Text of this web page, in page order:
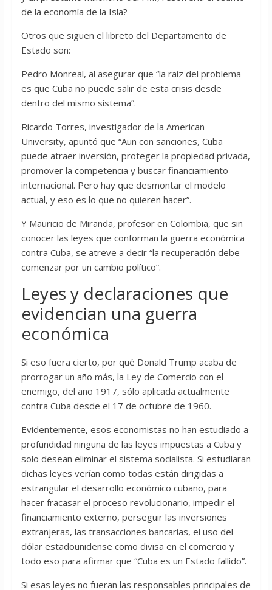
de la economía de la Isla?
Otros que siguen el libreto del Departamento de
Estado son:
Pedro Monreal, al asegurar que “la raíz del problema
es que Cuba no puede salir de esta crisis desde
dentro del mismo sistema”.
Ricardo Torres, investigador de la American
University, apuntó que “Aun con sanciones, Cuba
puede atraer inversión, proteger la propiedad privada,
promover la competencia y buscar financiamiento
internacional. Pero hay que desmontar el modelo
actual, y eso es lo que no quieren hacer”.
Y Mauricio de Miranda, profesor en Colombia, que sin
conocer las leyes que conforman la guerra económica
contra Cuba, se atreve a decir “la recuperación debe
comenzar por un cambio político”.
Leyes y declaraciones que
evidencian una guerra
económica
Si eso fuera cierto, por qué Donald Trump acaba de
prorrogar un año más, la Ley de Comercio con el
enemigo, del año 1917, sólo aplicada actualmente
contra Cuba desde el 17 de octubre de 1960.
Evidentemente, esos economistas no han estudiado a
profundidad ninguna de las leyes impuestas a Cuba y
solo desean eliminar el sistema socialista. Si estudiaran
dichas leyes verían como todas están dirigidas a
estrangular el desarrollo económico cubano, para
hacer fracasar el proceso revolucionario, impedir el
financiamiento externo, perseguir las inversiones
extranjeras, las transacciones bancarias, el uso del
dólar estadounidense como divisa en el comercio y
todo eso para afirmar que “Cuba es un Estado fallido”.
Si esas leyes no fueran las responsables principales de